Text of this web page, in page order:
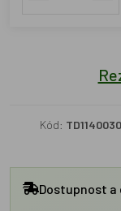
Kód:
Dostupnost a